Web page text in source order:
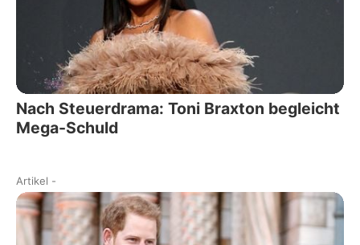
Nach Steuerdrama: Toni Braxton begleicht
Mega-Schuld
Artikel -